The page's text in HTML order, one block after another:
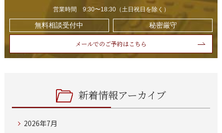
営業時間 9:30〜18:30（土日祝日を除く）
無料相談受付中 秘密厳守
メールでのご予約はこちら
新着情報アーカイブ
2026年7月